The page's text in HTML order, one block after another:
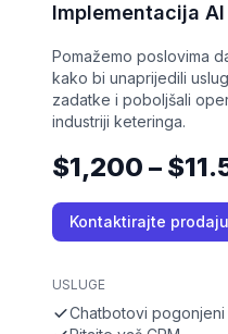
Implementacija AI
Pomažemo poslovima
kako bi unaprijedili
zadatke i poboljšali
industriji keteringa.
$1,200 –
Kontaktirajte prodaju
USLUGE
Chatbotovi pogonjeni